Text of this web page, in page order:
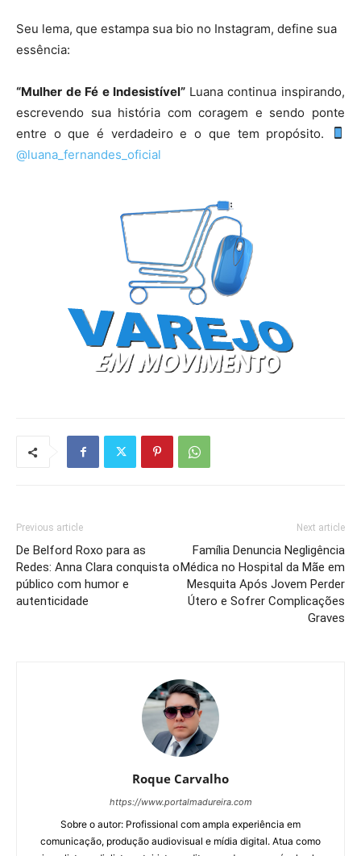
Seu lema, que estampa sua bio no Instagram, define sua
essência:
“Mulher de Fé e Indesistível” Luana continua inspirando,
escrevendo sua história com coragem e sendo ponte
entre o que é verdadeiro e o que tem propósito.
@luana_fernandes_oficial
Previous article
De Belford Roxo para as
Redes: Anna Clara conquista o
público com humor e
autenticidade
Next article
Família Denuncia Negligência
Médica no Hospital da Mãe em
Mesquita Após Jovem Perder
Útero e Sofrer Complicações
Graves
Roque Carvalho
https://www.portalmadureira.com
Sobre o autor: Profissional com ampla experiência em
comunicação, produção audiovisual e mídia digital. Atua como